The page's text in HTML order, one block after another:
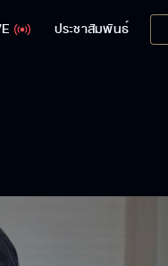
ประชาสัมพันธ์